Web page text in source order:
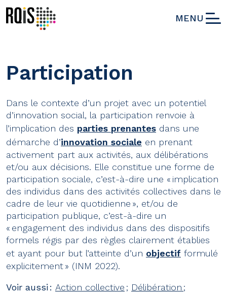
MENU
Participation
Dans le contexte d’un projet avec un potentiel
d’innovation social, la participation renvoie à
l’implication des parties prenantes dans une
démarche d’innovation sociale en prenant
activement part aux activités, aux délibérations
et/ou aux décisions. Elle constitue une forme de
participation sociale, c’est-à-dire une « implication
des individus dans des activités collectives dans le
cadre de leur vie quotidienne », et/ou de
participation publique, c’est-à-dire un
« engagement des individus dans des dispositifs
formels régis par des règles clairement établies
et ayant pour but l’atteinte d’un objectif formulé
explicitement » (INM 2022).
Voir aussi : Action collective ; Délibération ;